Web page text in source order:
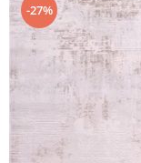
-27%